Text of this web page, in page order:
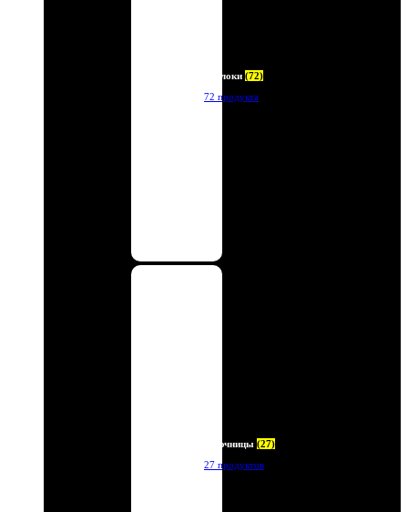
Брелоки (72)
72 продукта
Ключницы (27)
27 продуктов